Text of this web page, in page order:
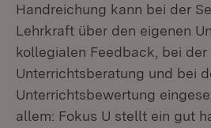
Handreichung kann bei der
Lehrkraft über den eigenen
kollegialen Feedback, bei der
Unterrichtsberatung und bei
Unterrichtsbewertung
allem: Fokus U stellt ein gut